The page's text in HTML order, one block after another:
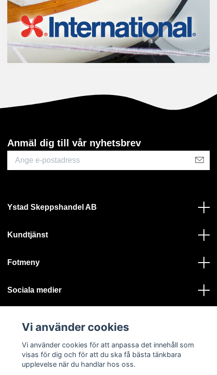
Anmäl dig till vår nyhetsbrev
Ystad Skeppshandel AB
Kundtjänst
Fotmeny
Sociala medier
© 2026 Ystad Skeppshandel - Alla rättigheter reserverade
Vi använder cookies
Vi använder cookies för att anpassa det innehåll som
visas för dig och för att du ska få bästa tänkbara
upplevelse när du handlar hos oss.